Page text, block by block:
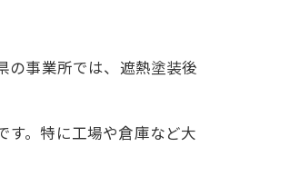
の事業所では、遮熱塗装後
す。特に工場や倉庫など大